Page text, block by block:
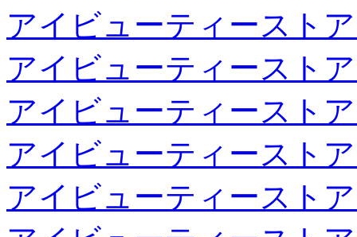
アイビューティースト
アイビューティースト
アイビューティースト
アイビューティースト
アイビューティースト